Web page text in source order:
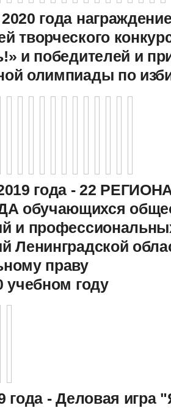
года
творческого
и победителей и
олимпиады по
года - 22
обучающихся
и
Ленинградской
праву
учебном году
года - Деловая игра